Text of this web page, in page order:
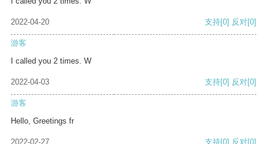
2022-04-20 支持[0] 反对[0]
游客
I called you 2 times. W
2022-04-03 支持[0] 反对[0]
游客
Hello, Greetings fr
2022-02-27 支持[0] 反对[0]